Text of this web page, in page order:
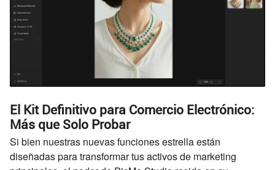
El Kit Definitivo para Comercio Electrónico:
Más que Solo Probar
Si bien nuestras nuevas funciones estrella están
diseñadas para transformar tus activos de marketing